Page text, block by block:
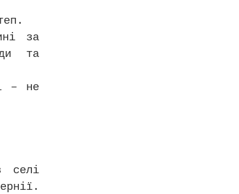
за
та
– не
селі